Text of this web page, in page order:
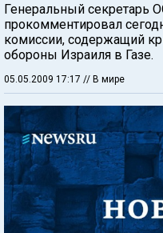
Генеральный секретарь
прокомментировал
комиссии, содержащий
обороны Израиля в Газе.
05.05.2009 17:17 // В мире